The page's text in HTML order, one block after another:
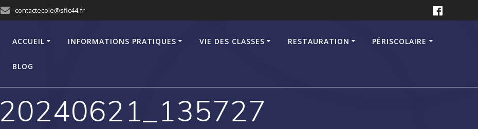
contactecole@sfic44.fr
ACCUEIL INFORMATIONS PRATIQUES VIE DES CLASSES RESTAURATION PÉRISCOLAIRE
BLOG
20240621_135727